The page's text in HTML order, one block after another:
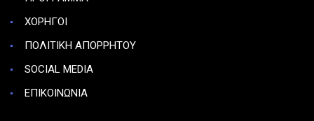
ΧΟΡΗΓΟΙ
ΠΟΛΙΤΙΚΗ ΑΠΟΡΡΗΤΟΥ
SOCIAL MEDIA
ΕΠΙΚΟΙΝΩΝΙΑ